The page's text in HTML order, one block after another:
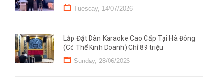
Mono)
Tuesday, 14/07/2026
Lắp Đặt Dàn Karaoke Cao Cấp Tại Hà Đông
(Có Thể Kinh Doanh) Chỉ 89 triệu
Sunday, 28/06/2026